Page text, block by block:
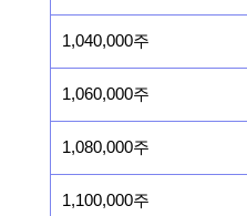
1,040,000주
1,060,000주
1,080,000주
1,100,000주